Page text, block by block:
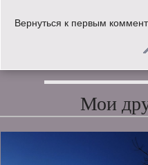
Вернуться к первым
Мои